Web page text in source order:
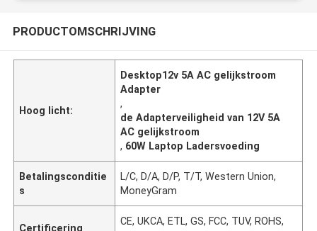
PRODUCTOMSCHRIJVING
Hoog licht:
Desktop12v 5A AC gelijkstroom
Adapter
,
de Adapterveiligheid van 12V 5A
AC gelijkstroom
, 60W Laptop Ladersvoeding
Betalingsconditie
s
L/C, D/A, D/P, T/T, Western Union,
MoneyGram
Certificering
CE, UKCA, ETL, GS, FCC, TUV, ROHS,